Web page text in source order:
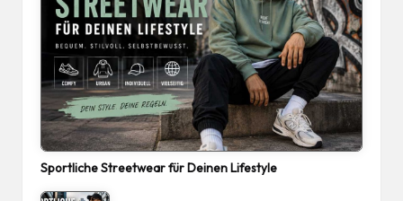
Sportliche Streetwear für Deinen Lifestyle